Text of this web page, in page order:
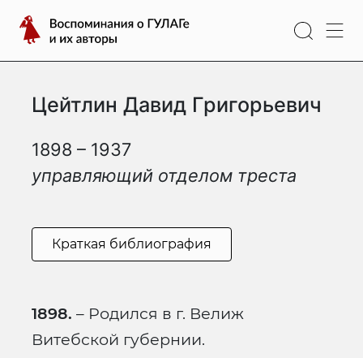
содержимому
Воспоминания
о
ГУЛАГе
ихЦейтлин Давид Григорьевич
1898 – 1937
управляющий отделом треста
Краткая библиография
1898. – Родился в г. Велиж
Витебской губернии.